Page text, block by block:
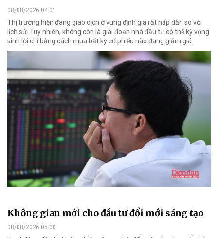
08/08/2026 04:01
Thị trường hiện đang giao dịch ở vùng định giá rất hấp dẫn so với
lịch sử. Tuy nhiên, không còn là giai đoạn nhà đầu tư có thể kỳ vọng
sinh lời chỉ bằng cách mua bất kỳ cổ phiếu nào đang giảm giá.
Không gian mới cho đầu tư đổi mới sáng tạo
08/08/2026 05:00